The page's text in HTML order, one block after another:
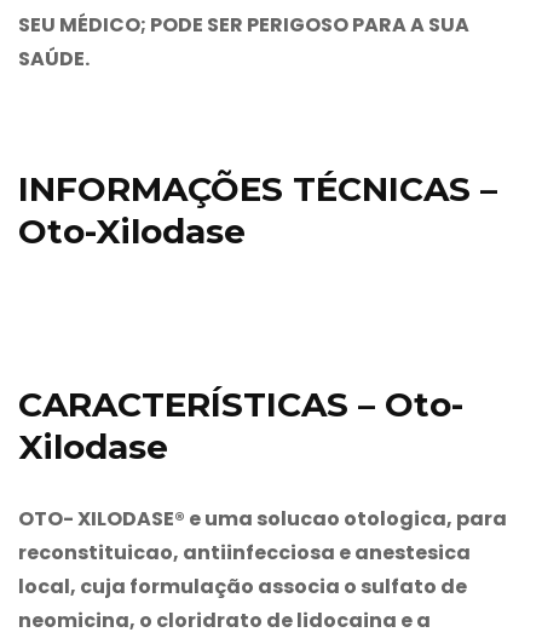
SEU MÉDICO; PODE SER PERIGOSO PARA A SUA
SAÚDE.
INFORMAÇÕES TÉCNICAS –
Oto-Xilodase
CARACTERÍSTICAS – Oto-
Xilodase
OTO- XILODASE® e uma solucao otologica, para
reconstituicao, antiinfecciosa e anestesica
local, cuja formulação associa o sulfato de
neomicina, o cloridrato de lidocaina e a